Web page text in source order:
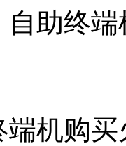
助终
购买